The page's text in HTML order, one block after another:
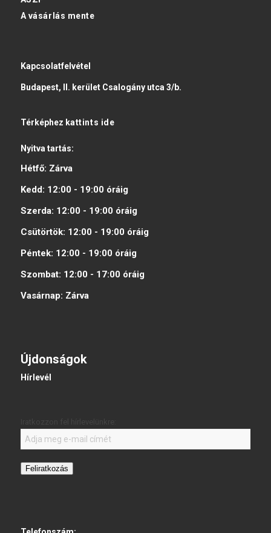
A vásárlás mente
Kapcsolatfelvétel
Budapest, II. kerület Csalogány utca 3/b.
Térképhez kattints ide
Nyitva tartás:
Hétfő: Zárva
Kedd: 12:00 - 19:00 óráig
Szerda: 12:00 - 19:00 óráig
Csütörtök: 12:00 - 19:00 óráig
Péntek: 12:00 - 19:00 óráig
Szombat: 12:00 - 17:00 óráig
Vasárnap: Zárva
Újdonságok
Hírlevél
Feliratkozás